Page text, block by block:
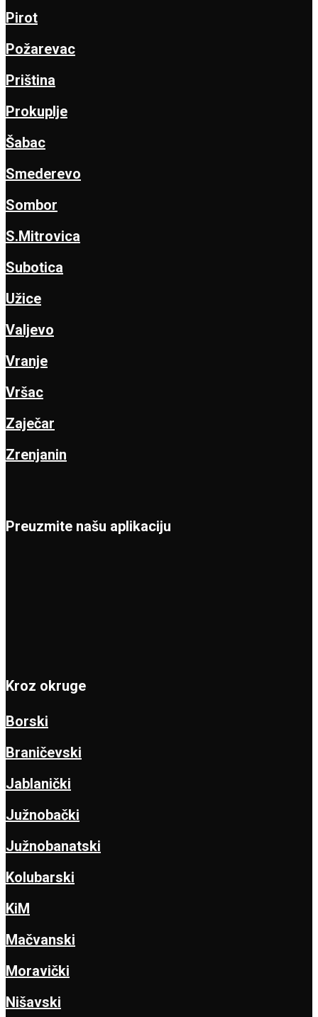
Pirot
Požarevac
Priština
Prokuplje
Šabac
Smederevo
Sombor
S.Mitrovica
Subotica
Užice
Valjevo
Vranje
Vršac
Zaječar
Zrenjanin
Preuzmite našu aplikaciju
Kroz okruge
Borski
Braničevski
Jablanički
Južnobački
Južnobanatski
Kolubarski
KiM
Mačvanski
Moravički
Nišavski